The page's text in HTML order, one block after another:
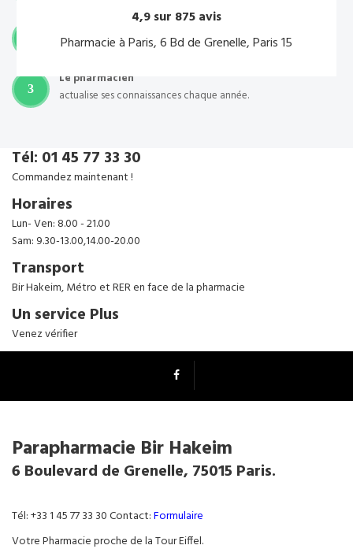
4,9 sur 875 avis
Pharmacie à Paris, 6 Bd de Grenelle, Paris 15
national des pharmaciens qui surveille sa déontologie
3
Le pharmacien
actualise ses connaissances chaque année.
Tél: 01 45 77 33 30
Commandez maintenant !
Horaires
Lun- Ven: 8.00 - 21.00
Sam: 9.30-13.00,14.00-20.00
Transport
Bir Hakeim, Métro et RER en face de la pharmacie
Un service Plus
Venez vérifier
Parapharmacie Bir Hakeim
6 Boulevard de Grenelle, 75015 Paris.
Tél: +33 1 45 77 33 30 Contact:Formulaire
Votre Pharmacie proche de la Tour Eiffel.